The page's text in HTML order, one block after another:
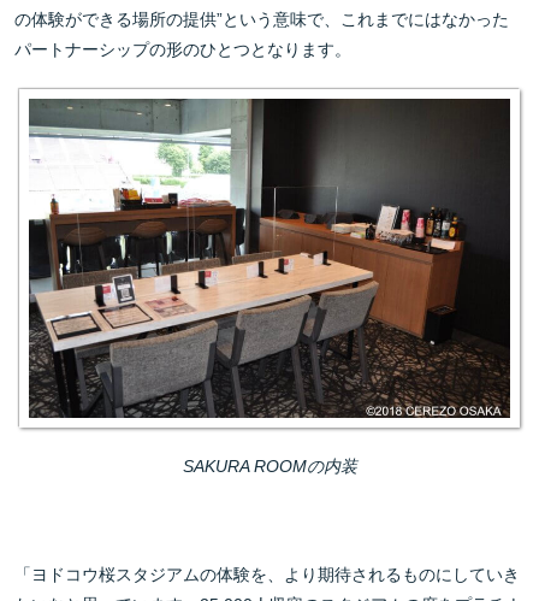
の体験ができる場所の提供”という意味で、これまでにはなかった
パートナーシップの形のひとつとなります。
SAKURA ROOMの内装
「ヨドコウ桜スタジアムの体験を、より期待されるものにしていき